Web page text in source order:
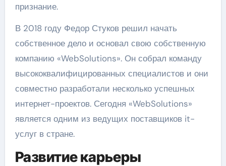
признание.
В 2018 году Федор Стуков решил начать
собственное дело и основал свою собственную
компанию «WebSolutions». Он собрал команду
высококвалифицированных специалистов и они
совместно разработали несколько успешных
интернет-проектов. Сегодня «WebSolutions»
является одним из ведущих поставщиков it-
услуг в стране.
Развитие карьеры